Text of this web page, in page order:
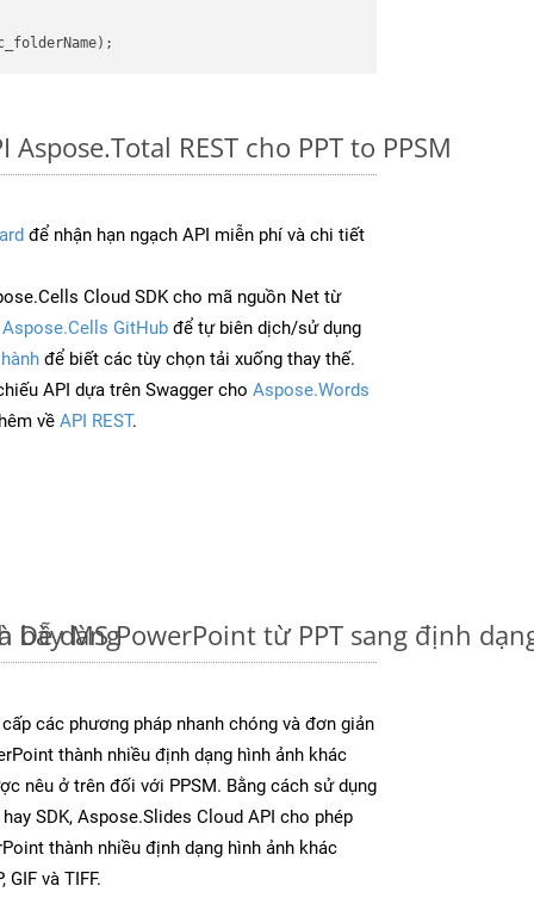
REST cho PPT to PPSM
để nhận hạn ngạch API miễn phí và chi tiết
Cloud SDK cho mã nguồn Net từ
Aspose.Cells GitHub để tự biên dịch/sử dụng
để biết các tùy chọn tải xuống thay thế.
API dựa trên Swagger cho Aspose.Words
về API REST.
Dễ dàng
bày MS PowerPoint từ PPT sang định
các phương pháp nhanh chóng và đơn giản
thành nhiều định dạng hình ảnh khác
nêu ở trên đối với PPSM. Bằng cách sử dụng
SDK, Aspose.Slides Cloud API cho phép
thành nhiều định dạng hình ảnh khác
GIF và TIFF.